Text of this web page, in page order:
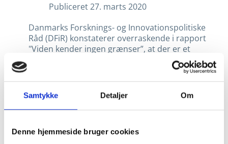
Samtykke Detaljer Om
Denne hjemmeside bruger cookies
Publiceret27. marts 2020
Danmarks Forsknings- og Innovationspolitiske
Råd (DFiR) konstaterer overraskende i rapport
"Viden kender ingen grænser”, at der er et
mindre flow af viden ind og ud ad Danmark, end